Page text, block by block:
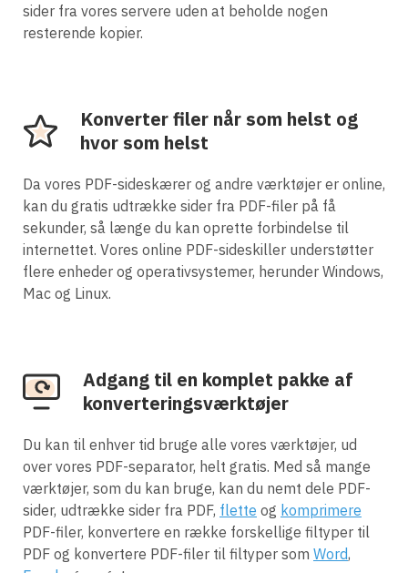
sider fra vores servere uden at beholde nogen
resterende kopier.
Konverter filer når som helst og
hvor som helst
Da vores PDF-sideskærer og andre værktøjer er online,
kan du gratis udtrække sider fra PDF-filer på få
sekunder, så længe du kan oprette forbindelse til
internettet. Vores online PDF-sideskiller understøtter
flere enheder og operativsystemer, herunder Windows,
Mac og Linux.
Adgang til en komplet pakke af
konverteringsværktøjer
Du kan til enhver tid bruge alle vores værktøjer, ud
over vores PDF-separator, helt gratis. Med så mange
værktøjer, som du kan bruge, kan du nemt dele PDF-
sider, udtrække sider fra PDF, flette og komprimere
PDF-filer, konvertere en række forskellige filtyper til
PDF og konvertere PDF-filer til filtyper som Word,